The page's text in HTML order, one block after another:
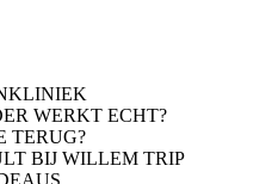
WERKT ECHT?
TERUG?
BIJ WILLEM TRIP